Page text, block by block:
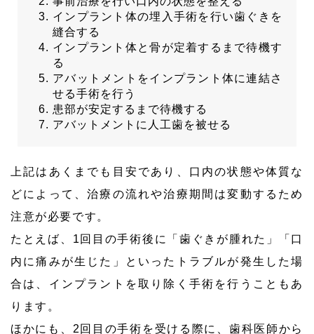
インプラント体の埋入手術を行い歯ぐきを
縫合する
インプラント体と骨が定着するまで待機す
る
アバットメントをインプラント体に連結さ
せる手術を行う
患部が安定するまで待機する
アバットメントに人工歯を被せる
上記はあくまでも目安であり、口内の状態や体質な
どによって、治療の流れや治療期間は変動するため
注意が必要です。
たとえば、1回目の手術後に「歯ぐきが腫れた」「口
内に痛みが生じた」といったトラブルが発生した場
合は、インプラントを取り除く手術を行うこともあ
ります。
ほかにも、2回目の手術を受ける際に、歯科医師から